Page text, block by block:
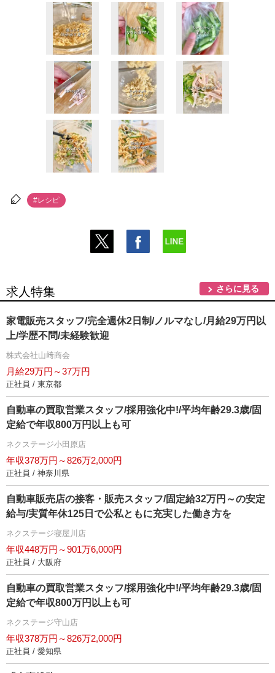
#レシピ
求人特集 さらに見る
家電販売スタッフ/完全週休2日制/ノルマなし/月給29万円以
上/学歴不問/未経験歓迎
株式会社山﨑商会
月給29万円～37万円
正社員 / 東京都
自動車の買取営業スタッフ/採用強化中!/平均年齢29.3歳/固
定給で年収800万円以上も可
ネクステージ小田原店
年収378万円～826万2,000円
正社員 / 神奈川県
自動車販売店の接客・販売スタッフ/固定給32万円～の安定
給与/実質年休125日で公私ともに充実した働き方を
ネクステージ寝屋川店
年収448万円～901万6,000円
正社員 / 大阪府
自動車の買取営業スタッフ/採用強化中!/平均年齢29.3歳/固
定給で年収800万円以上も可
ネクステージ守山店
年収378万円～826万2,000円
正社員 / 愛知県